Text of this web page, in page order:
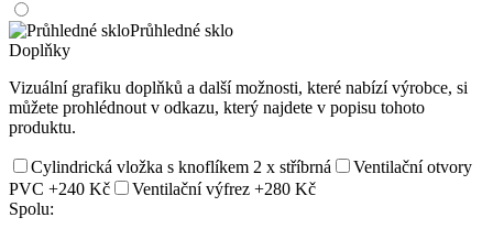
Průhledné sklo
Doplňky
Vizuální grafiku doplňků a další možnosti, které nabízí výrobce, si
můžete prohlédnout v odkazu, který najdete v popisu tohoto
produktu.
Cylindrická vložka s knoflíkem 2 x stříbrná
Ventilační otvory
PVC +240 Kč Ventilační výfrez +280 Kč
Spolu: